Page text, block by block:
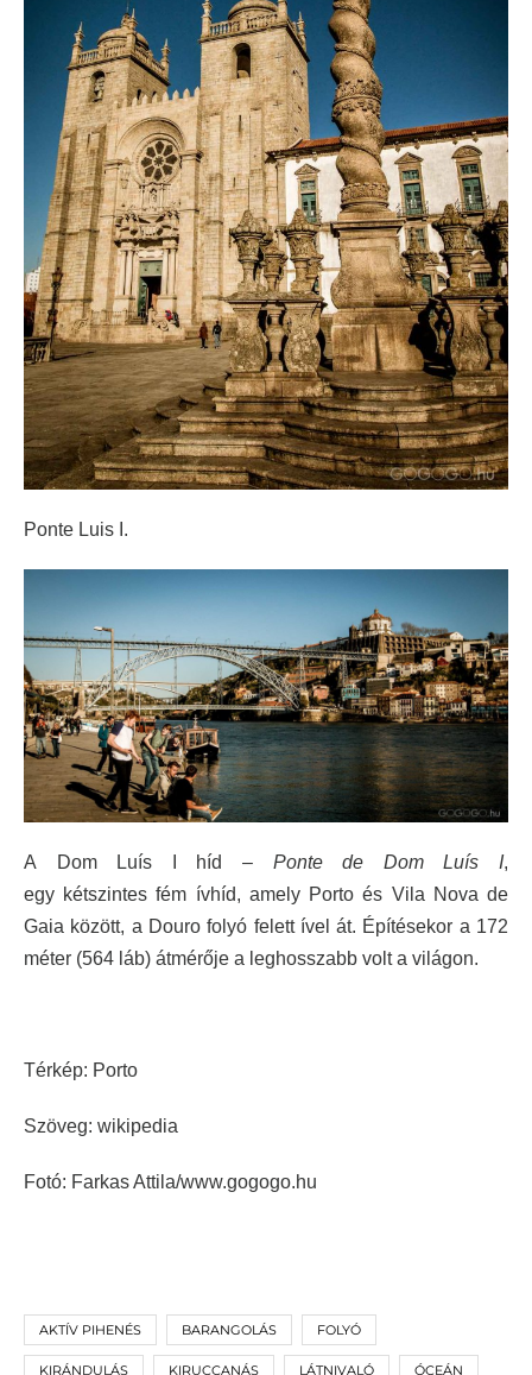
Ponte Luis I.
A Dom Luís I híd – Ponte de Dom Luís I,
egy kétszintes fém ívhíd, amely Porto és Vila Nova de
Gaia között, a Douro folyó felett ível át. Építésekor a 172
méter (564 láb) átmérője a leghosszabb volt a világon.
Térkép: Porto
Szöveg: wikipedia
Fotó: Farkas Attila/www.gogogo.hu
AKTÍV PIHENÉS BARANGOLÁS FOLYÓ
KIRÁNDULÁS KIRUCCANÁS LÁTNIVALÓ ÓCEÁN